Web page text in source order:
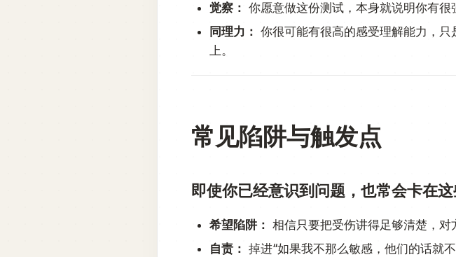
觉察： 你愿意做这份测试，本身就说明你有很
同理力： 你很可能有很高的感受理解能力，
上。
常见陷阱与触发点
即使你已经意识到问题，也常会卡在这
希望陷阱： 相信只要把受伤讲得足够清楚，对
自责： 掉进“如果我不那么敏感，他们的话就